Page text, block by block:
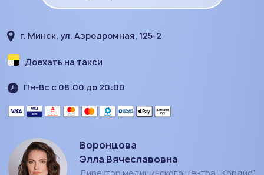
Воронцова
Элла Вячеславовна
г. Минск, ул. Аэродромная, 125-2
Доехать на такси
Пн-Вс с 08:00 до 20:00